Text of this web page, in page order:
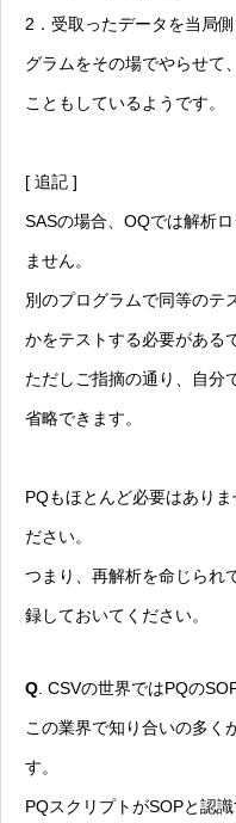
2．受取ったデータを当局
グラムをその場でやらせて
こともしているようです。
[ 追記 ]
SASの場合、OQでは解析
ません。
別のプログラムで同等のテ
かをテストする必要がある
ただしご指摘の通り、自分
省略できます。
PQもほとんど必要はあり
ださい。
つまり、再解析を命じられ
録しておいてください。
Q . CSVの世界ではPQの
この業界で知り合いの多く
す。
PQスクリプトがSOPと認